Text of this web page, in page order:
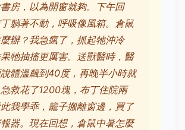
房，以為開窗就夠。下午回
躺著不動，呼吸像風箱。倉鼠
辦？我急瘋了，抓起牠沖冷
牠抽搐更厲害。送獸醫時，醫
體溫飆到40度，再晚半小時就
救花了1200塊，布丁住院兩
我學乖，籠子搬離窗邊，買了
器。現在回想，倉鼠中暑怎麼